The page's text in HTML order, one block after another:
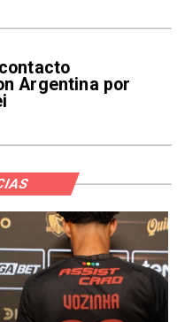
Argentina por